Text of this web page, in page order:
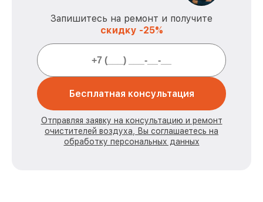
Запишитесь на ремонт и получите
скидку -25%
Бесплатная консультация
Отправляя заявку на консультацию и ремонт
очистителей воздуха, Вы соглашаетесь на
обработку персональных данных